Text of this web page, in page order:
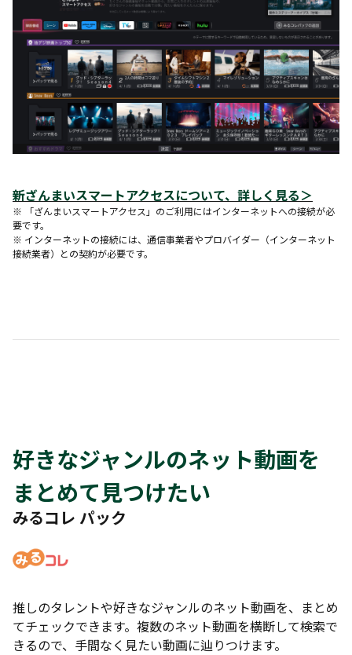
新ざんまいスマートアクセスについて、詳しく見る＞
※ 「ざんまいスマートアクセス」のご利用にはインターネットへの接続が必
要です。
※ インターネットの接続には、通信事業者やプロバイダー（インターネット
接続業者）との契約が必要です。
好きなジャンルのネット動画を
まとめて見つけたい
みるコレ パック
推しのタレントや好きなジャンルのネット動画を、まとめ
てチェックできます。複数のネット動画を横断して検索で
きるので、手間なく見たい動画に辿りつけます。